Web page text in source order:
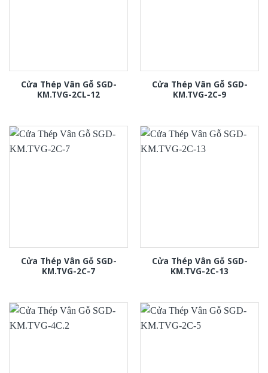
Cửa Thép Vân Gỗ SGD-
KM.TVG-2CL-12
Cửa Thép Vân Gỗ SGD-
KM.TVG-2C-9
Cửa Thép Vân Gỗ SGD-
KM.TVG-2C-7
Cửa Thép Vân Gỗ SGD-
KM.TVG-2C-13